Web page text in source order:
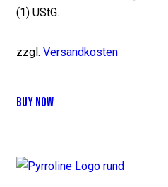
(1) UStG.
zzgl. Versandkosten
BUY NOW
Produkt
Varianten